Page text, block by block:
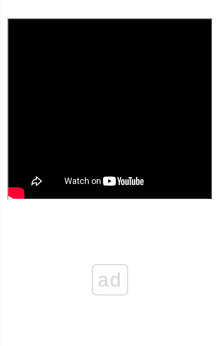
ad